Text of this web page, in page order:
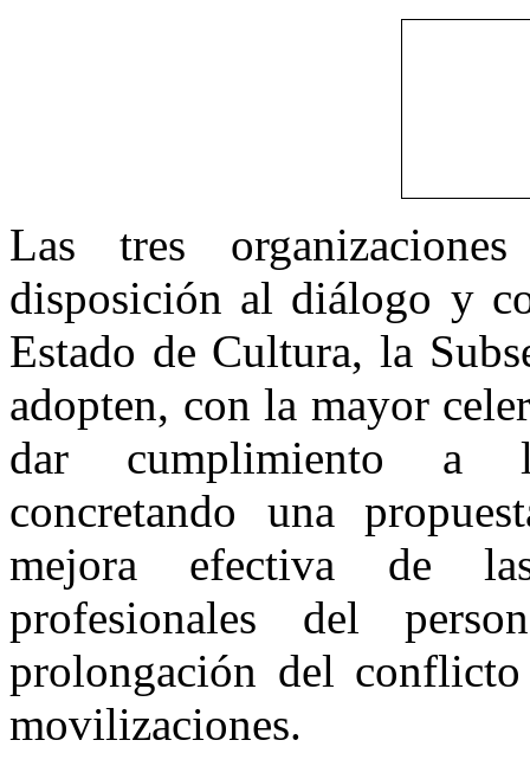
Las tres
disposición al diálogo y
Estado de Cultura, la
adopten, con la mayor
dar cumplimiento a
concretando una
mejora efectiva de
profesionales del
prolongación del
movilizaciones.